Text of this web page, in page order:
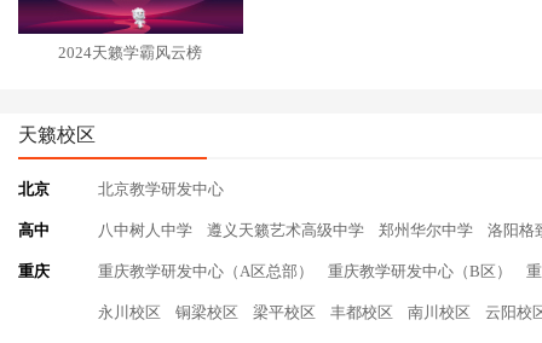
2024天籁学霸风云榜
天籁校区
北京 北京教学研发中心
高中 八中树人中学 遵义天籁艺术高级中学 郑州华尔中学 洛阳格
重庆 重庆教学研发中心（A区总部） 重庆教学研发中心（B区）
永川校区 铜梁校区 梁平校区 丰都校区 南川校区 云阳校